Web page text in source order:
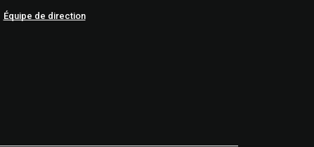
Équipe de direction